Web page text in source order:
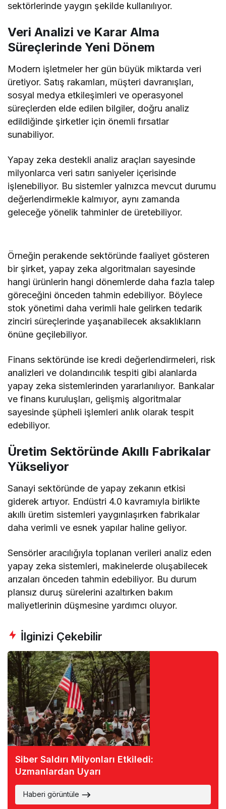
sektörlerinde yaygın şekilde kullanılıyor.
Veri Analizi ve Karar Alma
Süreçlerinde Yeni Dönem
Modern işletmeler her gün büyük miktarda veri
üretiyor. Satış rakamları, müşteri davranışları,
sosyal medya etkileşimleri ve operasyonel
süreçlerden elde edilen bilgiler, doğru analiz
edildiğinde şirketler için önemli fırsatlar
sunabiliyor.
Yapay zeka destekli analiz araçları sayesinde
milyonlarca veri satırı saniyeler içerisinde
işlenebiliyor. Bu sistemler yalnızca mevcut durumu
değerlendirmekle kalmıyor, aynı zamanda
geleceğe yönelik tahminler de üretebiliyor.
Örneğin perakende sektöründe faaliyet gösteren
bir şirket, yapay zeka algoritmaları sayesinde
hangi ürünlerin hangi dönemlerde daha fazla talep
göreceğini önceden tahmin edebiliyor. Böylece
stok yönetimi daha verimli hale gelirken tedarik
zinciri süreçlerinde yaşanabilecek aksaklıkların
önüne geçilebiliyor.
Finans sektöründe ise kredi değerlendirmeleri, risk
analizleri ve dolandırıcılık tespiti gibi alanlarda
yapay zeka sistemlerinden yararlanılıyor. Bankalar
ve finans kuruluşları, gelişmiş algoritmalar
sayesinde şüpheli işlemleri anlık olarak tespit
edebiliyor.
Üretim Sektöründe Akıllı Fabrikalar
Yükseliyor
Sanayi sektöründe de yapay zekanın etkisi
giderek artıyor. Endüstri 4.0 kavramıyla birlikte
akıllı üretim sistemleri yaygınlaşırken fabrikalar
daha verimli ve esnek yapılar haline geliyor.
Sensörler aracılığıyla toplanan verileri analiz eden
yapay zeka sistemleri, makinelerde oluşabilecek
arızaları önceden tahmin edebiliyor. Bu durum
plansız duruş sürelerini azaltırken bakım
maliyetlerinin düşmesine yardımcı oluyor.
İlginizi Çekebilir
Siber Saldırı Milyonları Etkiledi:
Uzmanlardan Uyarı
Haberi görüntüle